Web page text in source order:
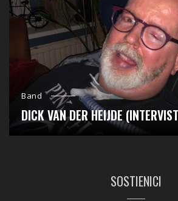
Band
DICK VAN DER HEIJDE
SOSTIENICI